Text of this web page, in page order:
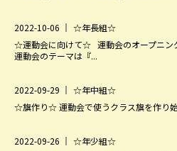
2022-10-06
☆年長組☆
☆運動会に向けて☆ 運動会のオープニン
運動会のテーマは『...
2022-09-29
☆年中組☆
☆旗作り☆ 運動会で使うクラス旗を作り始
2022-09-26
☆年少組☆